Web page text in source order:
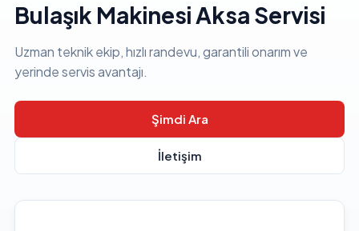
Bulaşık Makinesi Aksa Servisi
Uzman teknik ekip, hızlı randevu, garantili onarım ve
yerinde servis avantajı.
Şimdi Ara
İletişim